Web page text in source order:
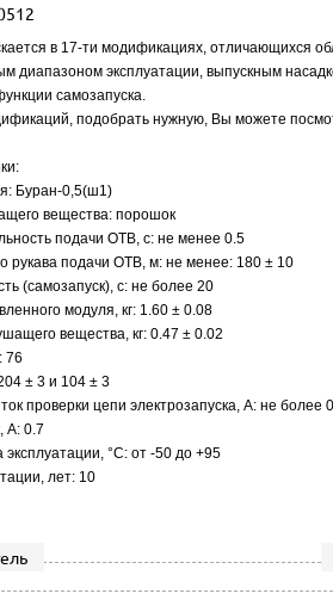
в 17-ти модификациях, отличающихся
диапазоном эксплуатации, выпускным
самозапуска.
подобрать нужную, Вы можете
Буран-0,5(ш1)
вещества: порошок
подачи ОТВ, с: не менее 0.5
рукава подачи ОТВ, м: не менее: 180 ± 10
(самозапуск), с: не более 20
модуля, кг: 1.60 ± 0.08
вещества, кг: 0.47 ± 0.02
76
± 3 и 104 ± 3
проверки цепи электрозапуска, А: не более
А: 0.7
эксплуатации, °C: от -50 до +95
лет: 10